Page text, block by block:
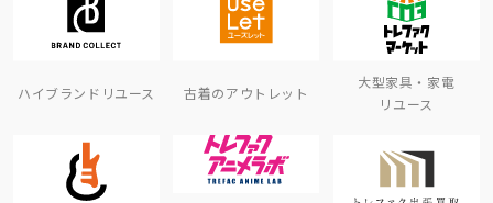
ハイブランドリユース 古着のアウトレット
大型家具・家電
リユース